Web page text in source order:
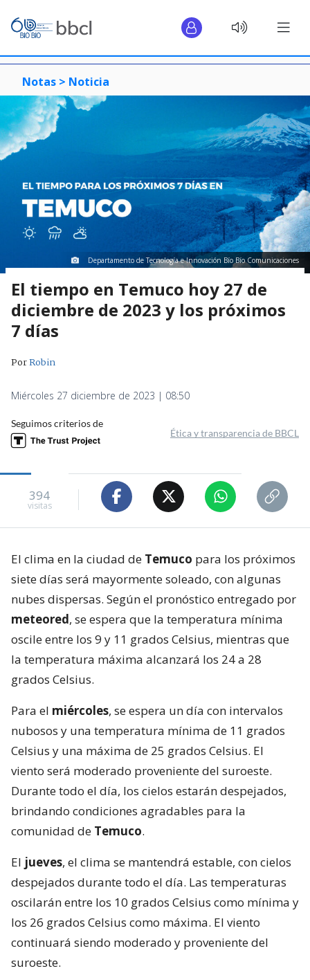
Notas > Noticia
Departamento de Tecnología e Innovación Bío Bío Comunicaciones
El tiempo en Temuco hoy 27 de
diciembre de 2023 y los próximos
7 días
PorRobin
Miércoles 27 diciembre de 2023 | 08:50
Seguimos criterios de
Ética y transparencia de BBCL
394
visitas
El clima en la ciudad de Temuco para los próximos
siete días será mayormente soleado, con algunas
nubes dispersas. Según el pronóstico entregado por
meteored, se espera que la temperatura mínima
oscile entre los 9 y 11 grados Celsius, mientras que
la temperatura máxima alcanzará los 24 a 28
grados Celsius.
Para el miércoles, se espera un día con intervalos
nubosos y una temperatura mínima de 11 grados
Celsius y una máxima de 25 grados Celsius. El
viento será moderado proveniente del suroeste.
Durante todo el día, los cielos estarán despejados,
brindando condiciones agradables para la
comunidad de Temuco.
El jueves, el clima se mantendrá estable, con cielos
despejados durante todo el día. Las temperaturas
oscilarán entre los 10 grados Celsius como mínima y
los 26 grados Celsius como máxima. El viento
continuará siendo moderado y proveniente del
suroeste.